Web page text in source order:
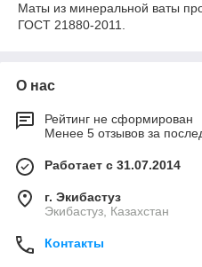
Маты из минеральной ваты
ГОСТ 21880-2011.
О нас
Рейтинг не сформирован
Менее 5 отзывов за
Работает с 31.07.2014
г. Экибастуз
Экибастуз, Казахстан
Контакты